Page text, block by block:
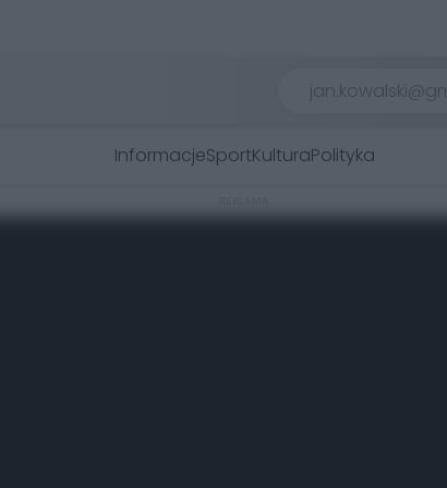
InformacjeSportKulturaPolityka